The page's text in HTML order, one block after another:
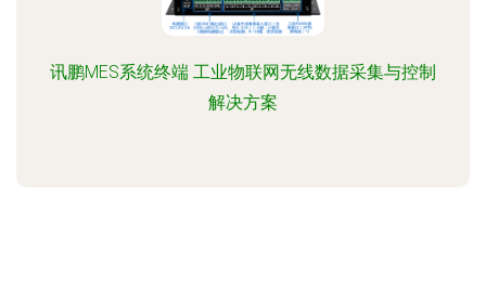
讯鹏MES系统终端 工业物联网无线数据采集与控制
解决方案